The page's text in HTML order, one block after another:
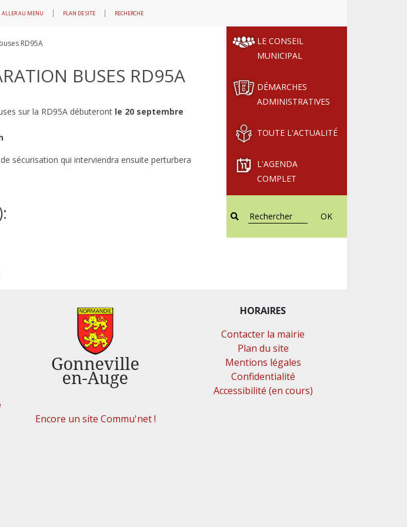
ALLER AU MENU PLAN DE SITE RECHERCHE
RD95A
BUSES RD95A
sur la RD95A débuteront le 20 septembre
sécurisation qui interviendra ensuite perturbera
LE CONSEIL
MUNICIPAL
DÉMARCHES
ADMINISTRATIVES
TOUTE L'ACTUALITÉ
L'AGENDA
COMPLET
OK
HORAIRES
Contacter la mairie
Plan du site
Mentions légales
Confidentialité
Accessibilité (en cours)
Encore un site Commu'net !